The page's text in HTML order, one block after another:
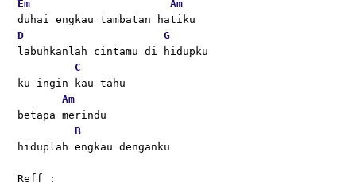
Em
Am
duhai engkau tambatan hatiku
D
G
labuhkanlah cintamu di hidupku
C
ku ingin kau tahu
Am
betapa merindu
B
hiduplah engkau denganku
Reff :